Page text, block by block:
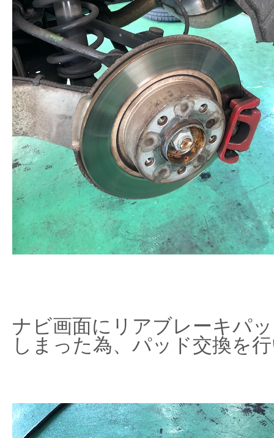
ナビ画面にリアブレーキパ
しまった為、パッド交換を